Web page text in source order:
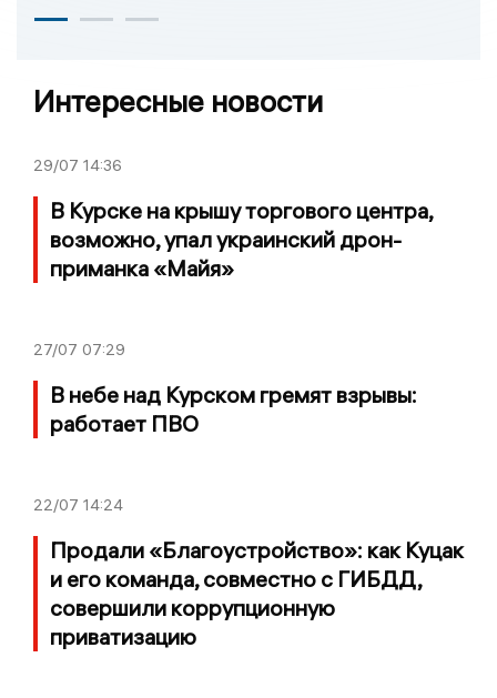
Интересные новости
29/07 14:36
В Курске на крышу торгового центра,
возможно, упал украинский дрон-
приманка «Майя»
27/07 07:29
В небе над Курском гремят взрывы:
работает ПВО
22/07 14:24
Продали «Благоустройство»: как Куцак
и его команда, совместно с ГИБДД,
совершили коррупционную
приватизацию